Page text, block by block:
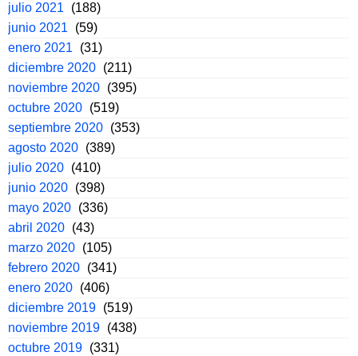
julio 2021
(188)
junio 2021
(59)
enero 2021
(31)
diciembre 2020 (211)
noviembre 2020 (395)
octubre 2020 (519)
septiembre 2020 (353)
agosto 2020 (389)
julio 2020 (410)
junio 2020 (398)
mayo 2020 (336)
abril 2020 (43)
marzo 2020 (105)
febrero 2020 (341)
enero 2020 (406)
diciembre 2019 (519)
noviembre 2019 (438)
octubre 2019 (331)